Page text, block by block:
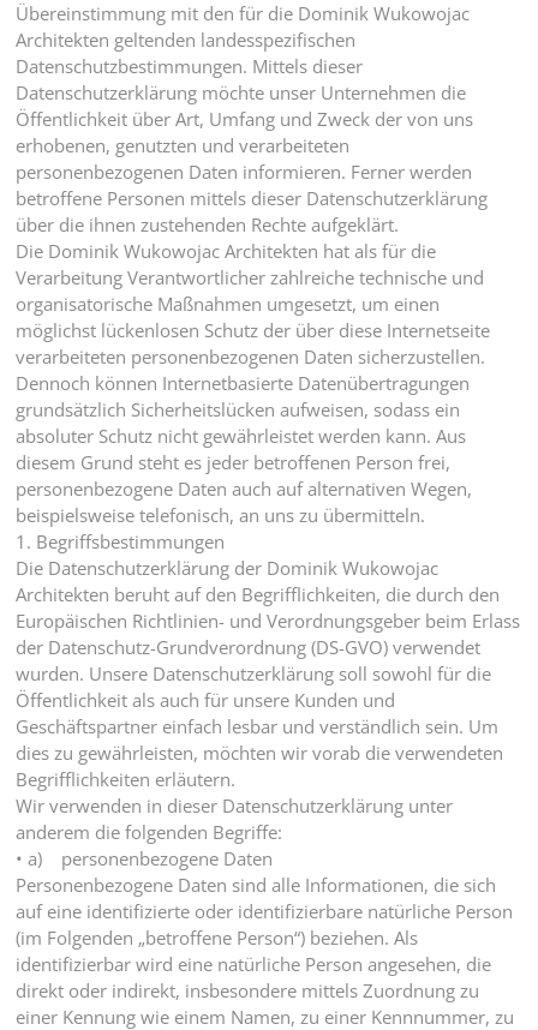
Übereinstimmung mit den für die Dominik Wukowojac
Architekten geltenden landesspezifischen
Datenschutzbestimmungen. Mittels dieser
Datenschutzerklärung möchte unser Unternehmen die
Öffentlichkeit über Art, Umfang und Zweck der von uns
erhobenen, genutzten und verarbeiteten
personenbezogenen Daten informieren. Ferner werden
betroffene Personen mittels dieser Datenschutzerklärung
über die ihnen zustehenden Rechte aufgeklärt.
Die Dominik Wukowojac Architekten hat als für die
Verarbeitung Verantwortlicher zahlreiche technische und
organisatorische Maßnahmen umgesetzt, um einen
möglichst lückenlosen Schutz der über diese Internetseite
verarbeiteten personenbezogenen Daten sicherzustellen.
Dennoch können Internetbasierte Datenübertragungen
grundsätzlich Sicherheitslücken aufweisen, sodass ein
absoluter Schutz nicht gewährleistet werden kann. Aus
diesem Grund steht es jeder betroffenen Person frei,
personenbezogene Daten auch auf alternativen Wegen,
beispielsweise telefonisch, an uns zu übermitteln.
1. Begriffsbestimmungen
Die Datenschutzerklärung der Dominik Wukowojac
Architekten beruht auf den Begrifflichkeiten, die durch den
Europäischen Richtlinien- und Verordnungsgeber beim Erlass
der Datenschutz-Grundverordnung (DS-GVO) verwendet
wurden. Unsere Datenschutzerklärung soll sowohl für die
Öffentlichkeit als auch für unsere Kunden und
Geschäftspartner einfach lesbar und verständlich sein. Um
dies zu gewährleisten, möchten wir vorab die verwendeten
Begrifflichkeiten erläutern.
Wir verwenden in dieser Datenschutzerklärung unter
anderem die folgenden Begriffe:
• a) personenbezogene Daten
Personenbezogene Daten sind alle Informationen, die sich
auf eine identifizierte oder identifizierbare natürliche Person
(im Folgenden „betroffene Person“) beziehen. Als
identifizierbar wird eine natürliche Person angesehen, die
direkt oder indirekt, insbesondere mittels Zuordnung zu
einer Kennung wie einem Namen, zu einer Kennnummer, zu